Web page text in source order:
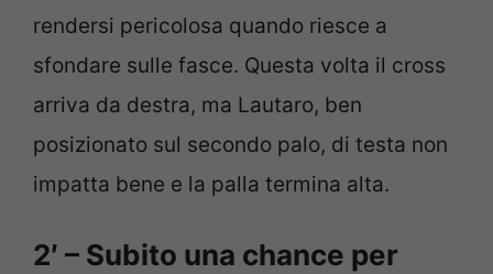
rendersi pericolosa quando riesce a
sfondare sulle fasce. Questa volta il cross
arriva da destra, ma Lautaro, ben
posizionato sul secondo palo, di testa non
impatta bene e la palla termina alta.
2′ – Subito una chance per